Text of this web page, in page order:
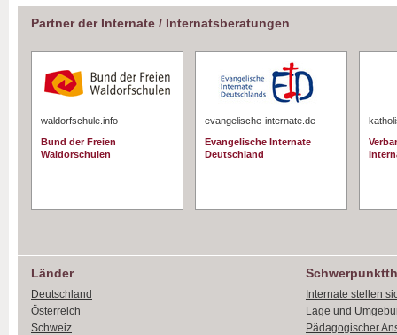
Partner der Internate / Internatsberatungen
waldorfschule.info
Bund der Freien
Waldorschulen
evangelische-internate.de
Evangelische Internate
Deutschland
Länder
Deutschland
Österreich
Schweiz
Internate stellen
Lage und
Pädagogischer